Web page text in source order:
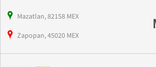
Mazatlan, 82158 MEX
Zapopan, 45020 MEX